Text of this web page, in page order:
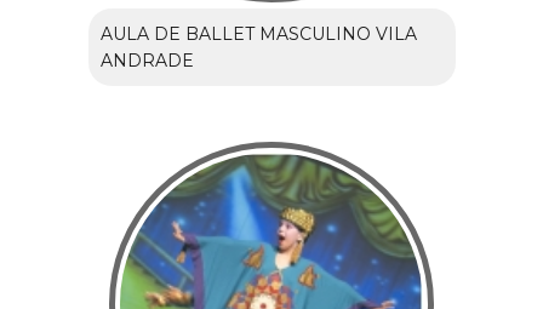
AULA DE BALLET MASCULINO VILA
ANDRADE